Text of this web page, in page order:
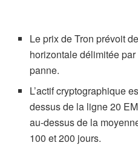
Le prix de Tron prévoit
horizontale délimitée
panne.
L’actif cryptographique
dessus de la ligne 20
au-dessus de la
100 et 200 jours.